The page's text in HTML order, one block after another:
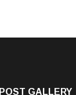
POST GALLERY